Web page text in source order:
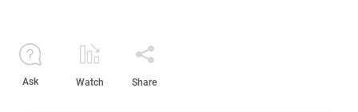
Ask Watch Share